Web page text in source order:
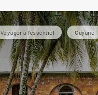
Voyager à l’essentiel Guyane